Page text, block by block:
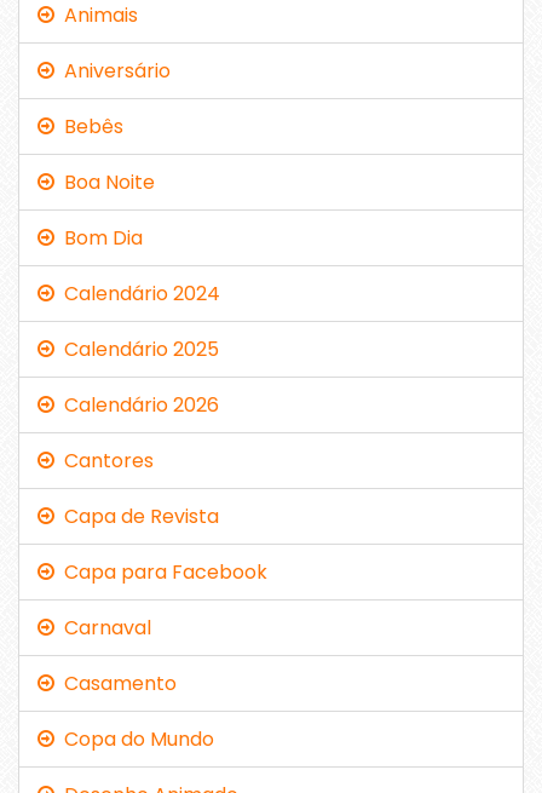
Animais
Aniversário
Bebês
Boa Noite
Bom Dia
Calendário 2024
Calendário 2025
Calendário 2026
Cantores
Capa de Revista
Capa para Facebook
Carnaval
Casamento
Copa do Mundo